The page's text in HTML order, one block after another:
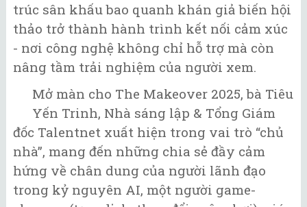
trúc sân khấu bao quanh khán giả biến hội
thảo trở thành hành trình kết nối cảm xúc
- nơi công nghệ không chỉ hỗ trợ mà còn
nâng tầm trải nghiệm của người xem.
Mở màn cho The Makeover 2025, bà Tiêu
Yến Trinh, Nhà sáng lập & Tổng Giám
đốc Talentnet xuất hiện trong vai trò “chủ
nhà”, mang đến những chia sẻ đầy cảm
hứng về chân dung của người lãnh đạo
trong kỷ nguyên AI, một người game-